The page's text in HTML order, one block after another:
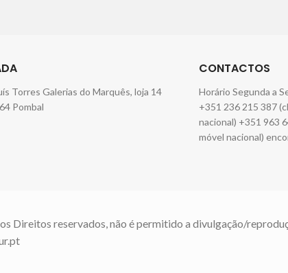
Torres Galerias do Marquês, loja 14
Pombal
CONTACTOS
Horário Segunda a
+351 236 215 387
nacional) +351 963
móvel nacional)
Direitos reservados, não é permitido a divulgação/